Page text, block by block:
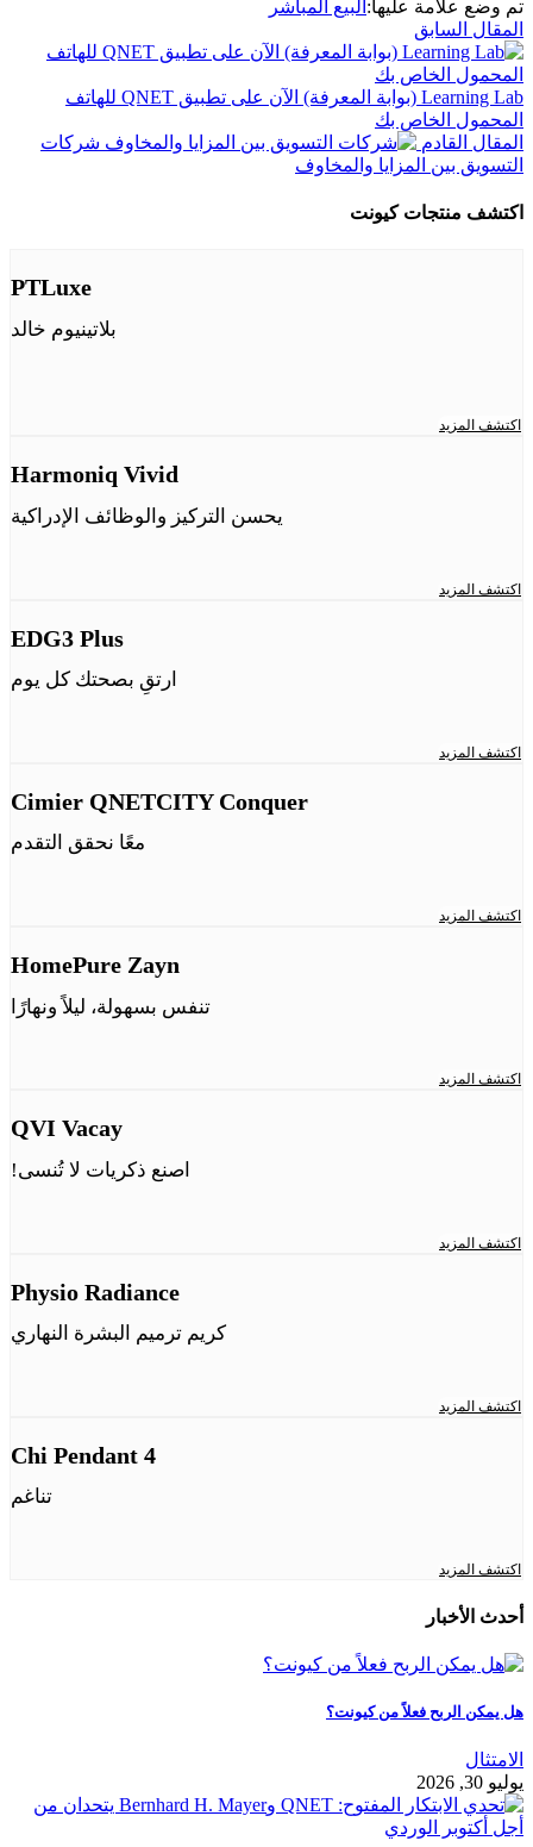
تم وضع علامة عليها: البيع المباشر
المقال السابق
Learning Lab (بوابة المعرفة) الآن على تطبيق QNET للهاتف
المحمول الخاص بك
المقال القادم
شركات
التسويق بين المزايا والمخاوف
اكتشف منتجات كيونت
PTLuxe
بلاتينيوم خالد
اكتشف المزيد
Harmoniq Vivid
يحسن التركيز والوظائف الإدراكية
اكتشف المزيد
EDG3 Plus
ارتقِ بصحتك كل يوم
اكتشف المزيد
Cimier QNETCITY Conquer
معًا نحقق التقدم
اكتشف المزيد
HomePure Zayn
تنفس بسهولة، ليلاً ونهارًا
اكتشف المزيد
QVI Vacay
اصنع ذكريات لا تُنسى!
اكتشف المزيد
Physio Radiance
كريم ترميم البشرة النهاري
اكتشف المزيد
Chi Pendant 4
تناغم
اكتشف المزيد
أحدث الأخبار
هل يمكن الربح فعلاً من كيونت؟
الامتثال
يوليو 30, 2026